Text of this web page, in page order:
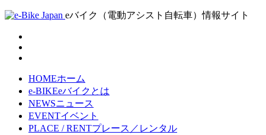
eバイク（電動アシスト自転車）情報サイト
HOMEホーム
e-BIKEeバイクとは
NEWSニュース
EVENTイベント
PLACE / RENTプレース／レンタル